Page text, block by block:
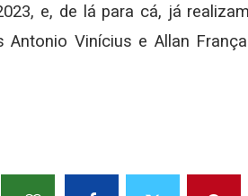
e, de lá para cá, já
Antonio Vinícius e Allan